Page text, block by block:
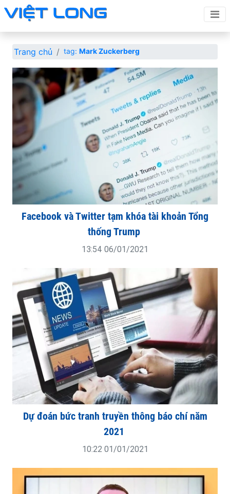
Trang chủ tag: Mark Zuckerberg
Facebook và Twitter tạm khóa tài khoản Tổng
thống Trump
13:54 06/01/2021
Dự đoán bức tranh truyền thông báo chí năm
2021
10:22 01/01/2021